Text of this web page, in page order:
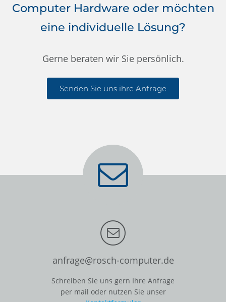
Computer Hardware oder möchten
eine individuelle Lösung?
Gerne beraten wir Sie persönlich.
Senden Sie uns ihre Anfrage
anfrage@rosch-computer.de
Schreiben Sie uns gern Ihre Anfrage
per mail oder nutzen Sie unser